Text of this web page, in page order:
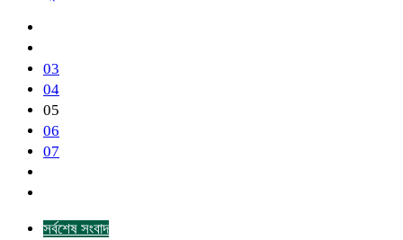
03
04
05
06
07
সর্বশেষ সংবাদ